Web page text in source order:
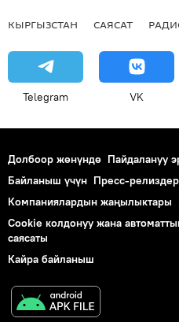
КЫРГЫЗСТАН САЯСАТ
Telegram VK
Долбоор жөнүндө Пайдалануу
Байланыш үчүн Пресс-релиздер
Компаниялардын жаңылыктары
Cookie колдонуу жана
саясаты
Кайра байланыш